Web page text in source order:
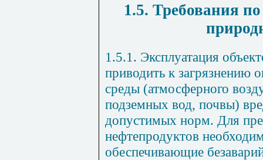
1.5. Требования
1.5.1. Эксплуатация
приводить к
среды (атмосферного
подземных вод, почвы)
допустимых норм. Для
нефтепродуктов
обеспечивающие